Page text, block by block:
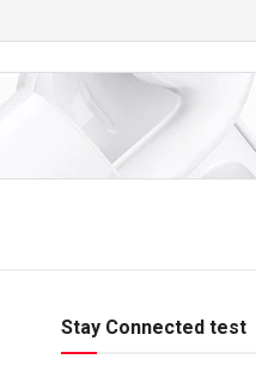
Stay Connected test